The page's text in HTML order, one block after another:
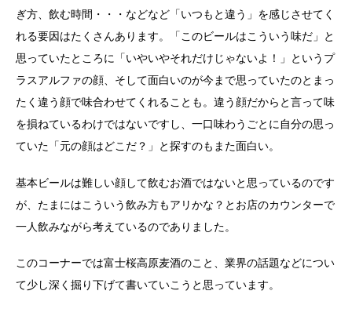
ぎ方、飲む時間・・・などなど「いつもと違う」を感じさせてく
れる要因はたくさんあります。「このビールはこういう味だ」と
思っていたところに「いやいやそれだけじゃないよ！」というプ
ラスアルファの顔、そして面白いのが今まで思っていたのとまっ
たく違う顔で味合わせてくれることも。違う顔だからと言って味
を損ねているわけではないですし、一口味わうごとに自分の思っ
ていた「元の顔はどこだ？」と探すのもまた面白い。
基本ビールは難しい顔して飲むお酒ではないと思っているのです
が、たまにはこういう飲み方もアリかな？とお店のカウンターで
一人飲みながら考えているのでありました。
このコーナーでは富士桜高原麦酒のこと、業界の話題などについ
て少し深く掘り下げて書いていこうと思っています。